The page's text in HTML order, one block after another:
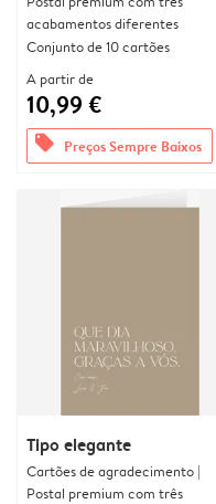
acabamentos diferentes
Conjunto de 10 cartões
A partir de
10,99 €
offers Preços Sempre Baixos
Tipo elegante
Cartões de agradecimento |
Postal premium com três